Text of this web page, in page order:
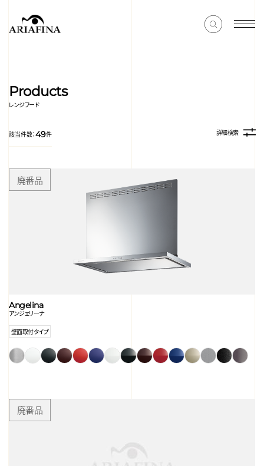
Products
レンジフード
該当件数：49件 詳細検索
アンジェリーナ
Angelina
壁面取付タイプ